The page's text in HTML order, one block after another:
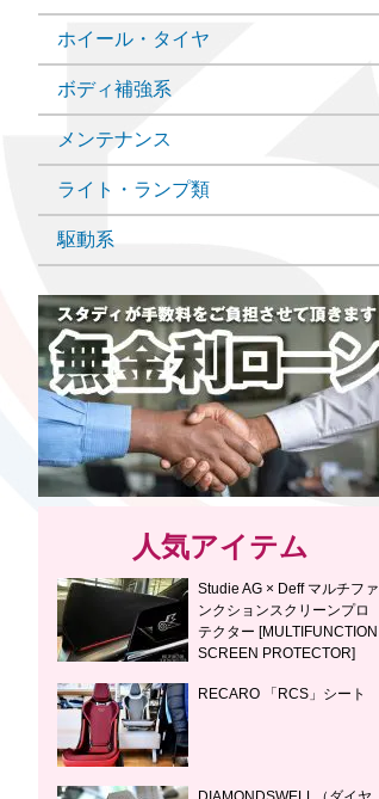
ホイール・タイヤ
ボディ補強系
メンテナンス
ライト・ランプ類
駆動系
人気アイテム
Studie AG × Deff マルチファ
ンクションスクリーンプロ
テクター [MULTIFUNCTION
SCREEN PROTECTOR]
RECARO 「RCS」シート